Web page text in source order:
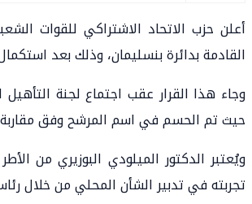
أعلن حزب الاتحاد الاشتراكي للقوات
القادمة بدائرة بنسليمان، وذلك بعد
وجاء هذا القرار عقب اجتماع لجنة
حيث تم الحسم في اسم المرشح وفق مقاربة
ويُعتبر الدكتور الميلودي البوزيري من
تجربته في تدبير الشأن المحلي من خلال